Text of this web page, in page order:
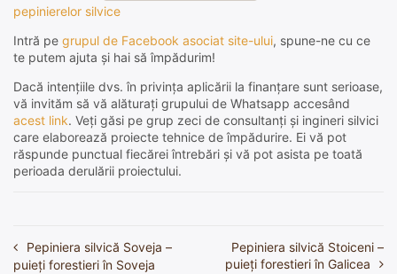
pepinierelor silvice
Intră pe grupul de Facebook asociat site-ului, spune-ne cu ce
te putem ajuta și hai să împădurim!
Dacă intențiile dvs. în privința aplicării la finanțare sunt serioase,
vă invităm să vă alăturați grupului de Whatsapp accesând
acest link. Veți găsi pe grup zeci de consultanți și ingineri silvici
care elaborează proiecte tehnice de împădurire. Ei vă pot
răspunde punctual fiecărei întrebări și vă pot asista pe toată
perioada derulării proiectului.
Navigare
Pepiniera silvică Soveja –
puieți forestieri în Soveja
Pepiniera silvică Stoiceni –
puieți forestieri în Galicea